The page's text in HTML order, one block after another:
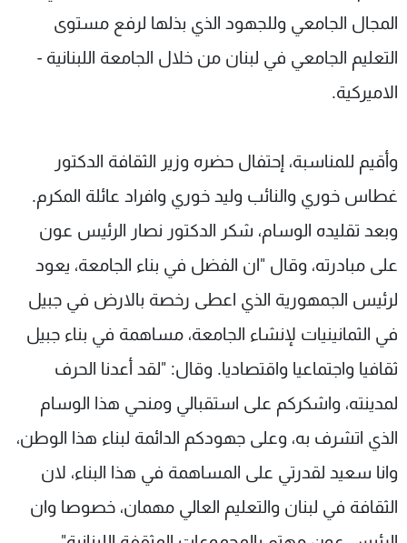
المجال الجامعي وللجهود الذي بذلها لرفع مستوى
التعليم الجامعي في لبنان من خلال الجامعة اللبنانية -
الاميركية.
وأقيم للمناسبة، إحتفال حضره وزير الثقافة الدكتور
غطاس خوري والنائب وليد خوري وافراد عائلة المكرم.
وبعد تقليده الوسام، شكر الدكتور نصار الرئيس عون
على مبادرته، وقال "ان الفضل في بناء الجامعة، يعود
لرئيس الجمهورية الذي اعطى رخصة بالارض في جبيل
في الثمانينيات لإنشاء الجامعة، مساهمة في بناء جبيل
ثقافيا واجتماعيا واقتصاديا. وقال: "لقد أعدنا الحرف
لمدينته، واشكركم على استقبالي ومنحي هذا الوسام
الذي اتشرف به، وعلى جهودكم الدائمة لبناء هذا الوطن،
وانا سعيد لقدرتي على المساهمة في هذا البناء، لان
الثقافة في لبنان والتعليم العالي مهمان، خصوصا وان